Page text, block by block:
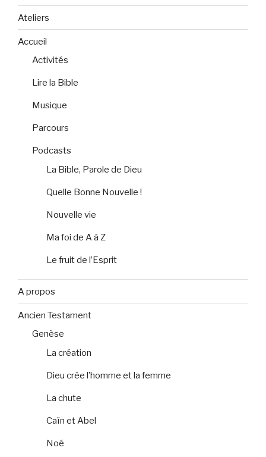
Ateliers
Accueil
Activités
Lire la Bible
Musique
Parcours
Podcasts
La Bible, Parole de Dieu
Quelle Bonne Nouvelle !
Nouvelle vie
Ma foi de A à Z
Le fruit de l’Esprit
A propos
Ancien Testament
Genèse
La création
Dieu crée l’homme et la femme
La chute
Caïn et Abel
Noé